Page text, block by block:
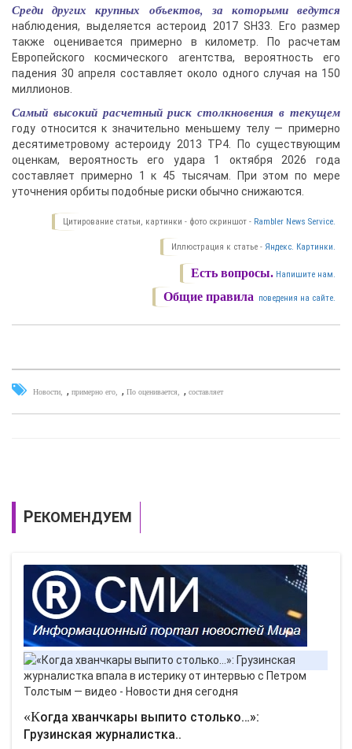
Среди других крупных объектов, за которыми ведутся
наблюдения, выделяется астероид 2017 SH33. Его размер
также оценивается примерно в километр. По расчетам
Европейского космического агентства, вероятность его
падения 30 апреля составляет около одного случая на 150
миллионов.
Самый высокий расчетный риск столкновения в текущем
году относится к значительно меньшему телу — примерно
десятиметровому астероиду 2013 TP4. По существующим
оценкам, вероятность его удара 1 октября 2026 года
составляет примерно 1 к 45 тысячам. При этом по мере
уточнения орбиты подобные риски обычно снижаются.
Цитирование статьи, картинки - фото скриншот - Rambler News Service.
Иллюстрация к статье - Яндекс. Картинки.
Есть вопросы. Напишите нам.
Общие правила поведения на сайте.
Новости , примерно его , По оценивается , составляет
РЕКОМЕНДУЕМ
«Когда хванчкары выпито столько…»:
Грузинская журналистка..